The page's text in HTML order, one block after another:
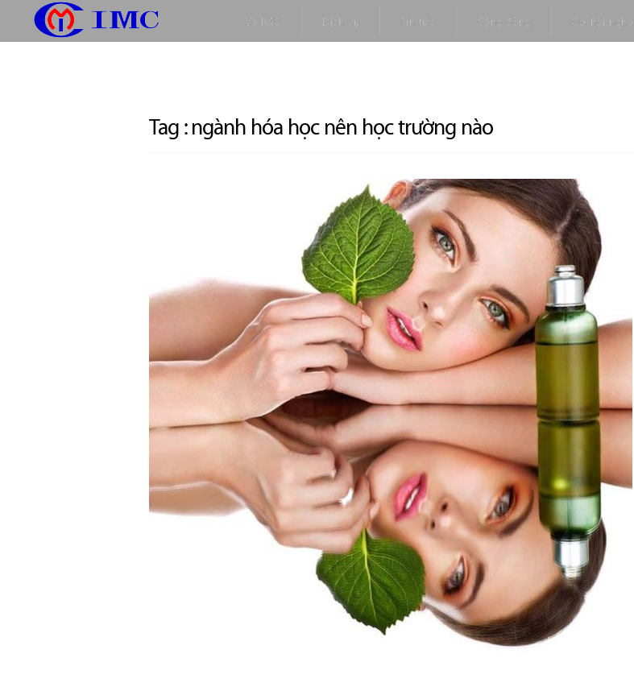
Về IMC Dịch vụ Tin tức Cộng đồng Cơ hội
Tag : ngành hóa học nên học trường nào